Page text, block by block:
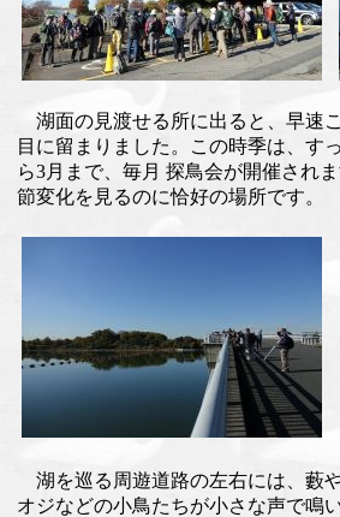
湖面の見渡せる所に出ると、早速
目に留まりました。この時季は、す
ら3月まで、毎月 探鳥会が開催され
節変化を見るのに恰好の場所です。
湖を巡る周遊道路の左右には、藪
オジなどの小鳥たちが小さな声で鳴